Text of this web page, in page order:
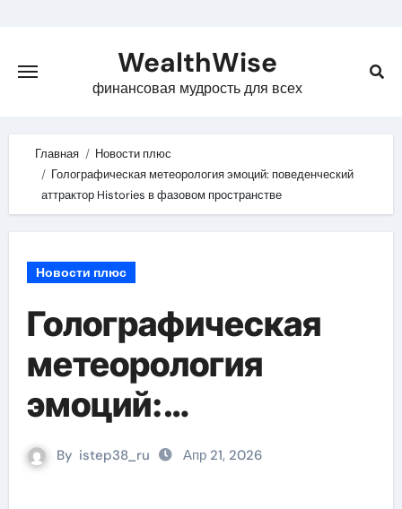
content
WealthWise
финансовая мудрость для всех
Главная
Новости плюс
Голографическая метеорология эмоций: поведенческий
аттрактор Histories в фазовом пространстве
Новости плюс
Голографическая
метеорология
эмоций:
поведенческий
By istep38_ru Апр 21, 2026